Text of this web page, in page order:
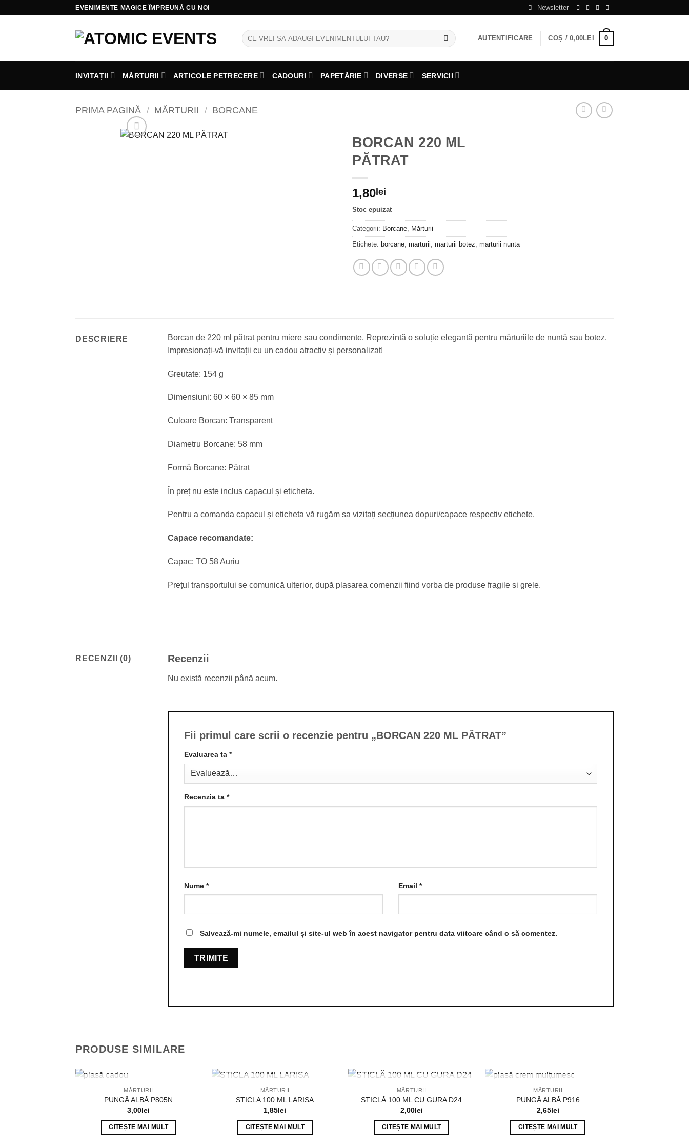
EVENIMENTE MAGICE ÎMPREUNĂ CU NOI Newsletter
Caută
după:
AUTENTIFICARE COȘ /0,00LEI 0
INVITAȚII MĂRTURII ARTICOLE PETRECERE CADOURI PAPETĂRIE DIVERSE SERVICII
PRIMA PAGINĂ / MĂRTURII / BORCANE
BORCAN 220 ML
PĂTRAT
1,80 lei
Stoc epuizat
Categorii: Borcane Mărturii
Etichete: borcane marturii marturii botez marturii nunta
DESCRIERE
Borcan de 220 ml pătrat pentru miere sau condimente. Reprezintă o soluție elegantă pentru mărturiile de nuntă sau botez.
Impresionați-vă invitații cu un cadou atractiv și personalizat!
Greutate: 154 g
Dimensiuni: 60 × 60 × 85 mm
Culoare Borcan: Transparent
Diametru Borcane: 58 mm
Formă Borcane: Pătrat
În preț nu este inclus capacul și eticheta.
Pentru a comanda capacul și eticheta vă rugăm sa vizitați secțiunea dopuri/capace respectiv etichete.
Capace recomandate:
Capac: TO 58 Auriu
Prețul transportului se comunică ulterior, după plasarea comenzii fiind vorba de produse fragile si grele.
RECENZII (0) Recenzii
Nu există recenzii până acum.
Fii primul care scrii o recenzie pentru „BORCAN 220 ML PĂTRAT”
Evaluarea ta *
Recenzia ta *
Nume * Email *
Salvează-mi numele, emailul și site-ul web în acest navigator pentru data viitoare când o să comentez.
PRODUSE SIMILARE
STOC EPUIZAT
MĂRTURII
PUNGĂ ALBĂ P805N
3,00lei
CITEȘTE MAI MULT
STOC EPUIZAT
MĂRTURII
STICLA 100 ML LARISA
1,85lei
CITEȘTE MAI MULT
STOC EPUIZAT
MĂRTURII
STICLĂ 100 ML CU GURA D24
2,00lei
CITEȘTE MAI MULT
STOC EPUIZAT
MĂRTURII
PUNGĂ ALBĂ P916
2,65lei
CITEȘTE MAI MULT